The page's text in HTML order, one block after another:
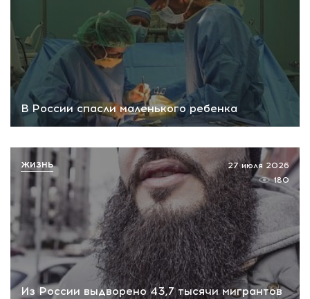
В России спасли маленького ребенка
Из России выдворено 43,7 тысячи мигрантов
27 июля 2026
180
ЖИЗНЬ